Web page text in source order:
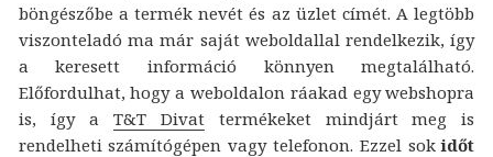
böngészőbe a termék nevét és az üzlet címét. A legtöbb
viszonteladó ma már saját weboldallal rendelkezik, így
a keresett információ könnyen megtalálható.
Előfordulhat, hogy a weboldalon ráakad egy webshopra
is, így a T&T Divat termékeket mindjárt meg is
rendelheti számítógépen vagy telefonon. Ezzel sokidőt